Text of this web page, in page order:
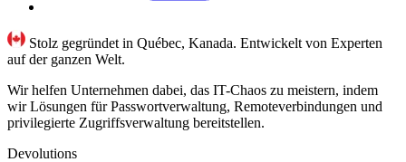
Stolz gegründet in Québec, Kanada. Entwickelt von Experten
auf der ganzen Welt.
Wir helfen Unternehmen dabei, das IT-Chaos zu meistern, indem
wir Lösungen für Passwortverwaltung, Remoteverbindungen und
privilegierte Zugriffsverwaltung bereitstellen.
Devolutions